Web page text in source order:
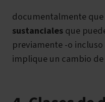
documentalmente
sustancialesque
previamente -o
implique un cambio